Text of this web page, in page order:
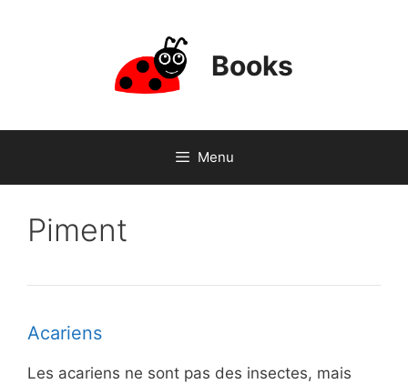
Books
Menu
Piment
Acariens
Les acariens ne sont pas des insectes, mais